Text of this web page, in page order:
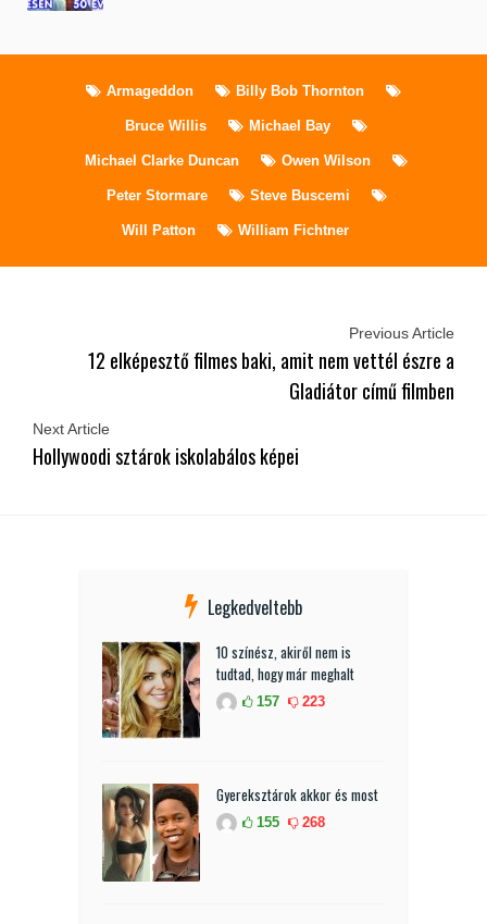
Armageddon Billy Bob Thornton
Bruce Willis Michael Bay
Michael Clarke Duncan Owen Wilson
Peter Stormare Steve Buscemi
Will Patton William Fichtner
Previous Article
12 elképesztő filmes baki, amit nem vettél észre a
Gladiátor című filmben
Next Article
Hollywoodi sztárok iskolabálos képei
Legkedveltebb
10 színész, akiről nem is
tudtad, hogy már meghalt
157 223
Gyereksztárok akkor és most
155 268